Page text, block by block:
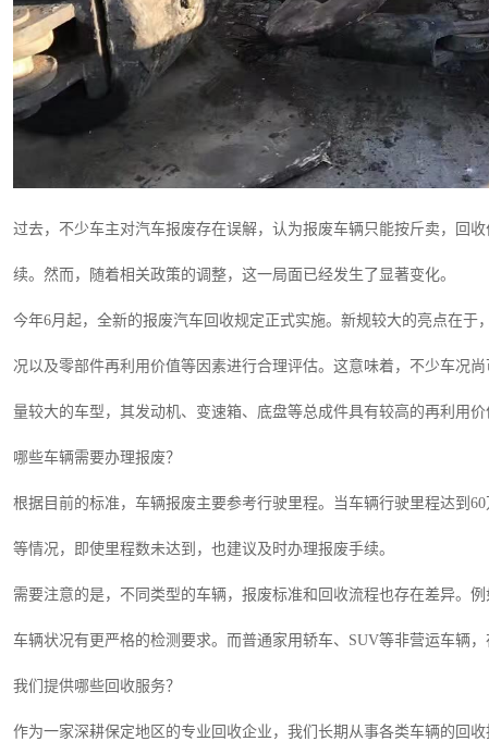
过去，不少车主对汽车报废存在误解，认为报废车辆只能按斤卖，回
续。然而，随着相关政策的调整，这一局面已经发生了显著变化。
今年6月起，全新的报废汽车回收规定正式实施。新规较大的亮点在
况以及零部件再利用价值等因素进行合理评估。这意味着，不少车况
量较大的车型，其发动机、变速箱、底盘等总成件具有较高的再利用
哪些车辆需要办理报废？
根据目前的标准，车辆报废主要参考行驶里程。当车辆行驶里程达到
等情况，即使里程数未达到，也建议及时办理报废手续。
需要注意的是，不同类型的车辆，报废标准和回收流程也存在差异。
车辆状况有更严格的检测要求。而普通家用轿车、SUV等非营运车辆
我们提供哪些回收服务？
作为一家深耕保定地区的专业回收企业，我们长期从事各类车辆的回